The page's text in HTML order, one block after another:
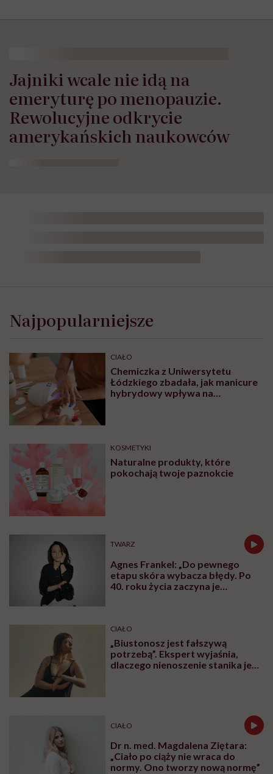
Jajniki wcale nie idą na
emeryturę po menopauzie.
Rewolucyjne odkrycie
amerykańskich naukowców
Najpopularniejsze
CIAŁO
Chemiczka z Uniwersytetu
Łódzkiego zbadała, jak manicure
hybrydowy wpływa na
KOSMETYKI
Naturalne produkty, które
pokochają twoje paznokcie
TWARZ
Agnes Frankel: „Do pewnego
etapu skóra wybacza błędy. Po
40. roku życia zaczyna je
CIAŁO
„Biustonosz jest fałszywą
potrzebą”. Ekspert wyjaśnia,
dlaczego nienoszenie stanika jest
CIAŁO
Dr n. med. Magdalena Ziętara:
„Ciało po ciąży nie wraca do
normy. Ono tworzy nową normę”